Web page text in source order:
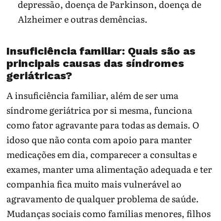
depressão, doença de Parkinson, doença de
Alzheimer e outras demências.
Insuficiência familiar: Quais são as
principais causas das síndromes
geriátricas?
A insuficiência familiar, além de ser uma
síndrome geriátrica por si mesma, funciona
como fator agravante para todas as demais. O
idoso que não conta com apoio para manter
medicações em dia, comparecer a consultas e
exames, manter uma alimentação adequada e ter
companhia fica muito mais vulnerável ao
agravamento de qualquer problema de saúde.
Mudanças sociais como famílias menores, filhos